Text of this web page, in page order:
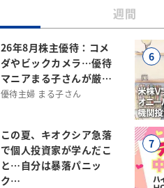
週間
26年8月株主優待：コメ
ダやビックカメラ…優待
マニアまる子さんが厳…
優待主婦 まる子さん
この夏、キオクシア急落
で個人投資家が学んだこ
と…自分は暴落パニッ
ク…
6
7